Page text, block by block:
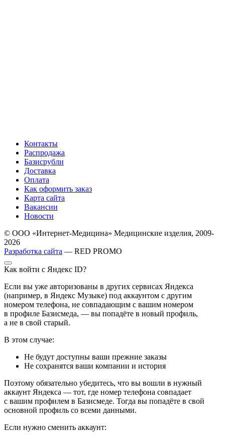
Контакты
Распродажа
Базисрубли
Доставка
Оплата
Как оформить заказ
Карта сайта
Вакансии
Новости
© ООО «Интернет-Медицина» Медицинские изделия, 2009-
2026
Разработка сайта — RED PROMO
Как войти с Яндекс ID?
Если вы уже авторизованы в других сервисах Яндекса
(например, в Яндекс Музыке) под аккаунтом с другим
номером телефона, не совпадающим с вашим номером
в профиле Базисмеда, — вы попадёте в новый профиль,
а не в свой старый.
В этом случае:
Не будут доступны ваши прежние заказы
Не сохранятся ваши компании и история
Поэтому обязательно убедитесь, что вы вошли в нужный
аккаунт Яндекса — тот, где номер телефона совпадает
с вашим профилем в Базисмеде. Тогда вы попадёте в свой
основной профиль со всеми данными.
Если нужно сменить аккаунт: